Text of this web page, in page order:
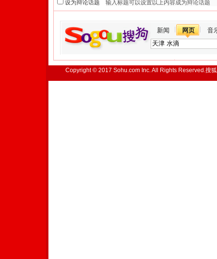
设为辩论话题
新闻 网页 音
Copyright © 2017 Sohu.com Inc. All Rights Reserved.搜